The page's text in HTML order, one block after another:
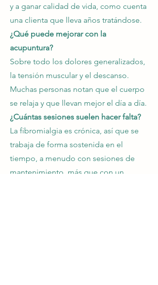
y a ganar calidad de vida, como cuenta
una clienta que lleva años tratándose.
¿Qué puede mejorar con la
acupuntura?
Sobre todo los dolores generalizados,
la tensión muscular y el descanso.
Muchas personas notan que el cuerpo
se relaja y que llevan mejor el día a día.
¿Cuántas sesiones suelen hacer falta?
La fibromialgia es crónica, así que se
trabaja de forma sostenida en el
tiempo, a menudo con sesiones de
mantenimiento, más que con un